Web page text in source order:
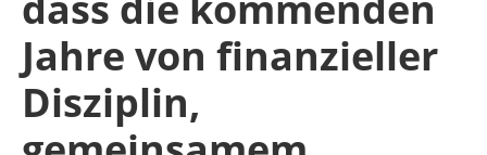
Jahre von finanzieller
Disziplin,